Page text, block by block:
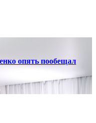
опять пообещал